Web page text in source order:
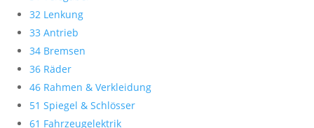
32 Lenkung
33 Antrieb
34 Bremsen
36 Räder
46 Rahmen & Verkleidung
51 Spiegel & Schlösser
61 Fahrzeugelektrik